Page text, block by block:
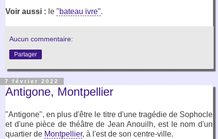
Voir aussi : le "bateau ivre".
Aucun commentaire:
Partager
7 février 2022
Antigone, Montpellier
"Antigone", en plus d'être le titre d'une tragédie de Sophocle
et d'une pièce de théâtre de Jean Anouilh, est le nom d'un
quartier de Montpellier, à l'est de son centre-ville.